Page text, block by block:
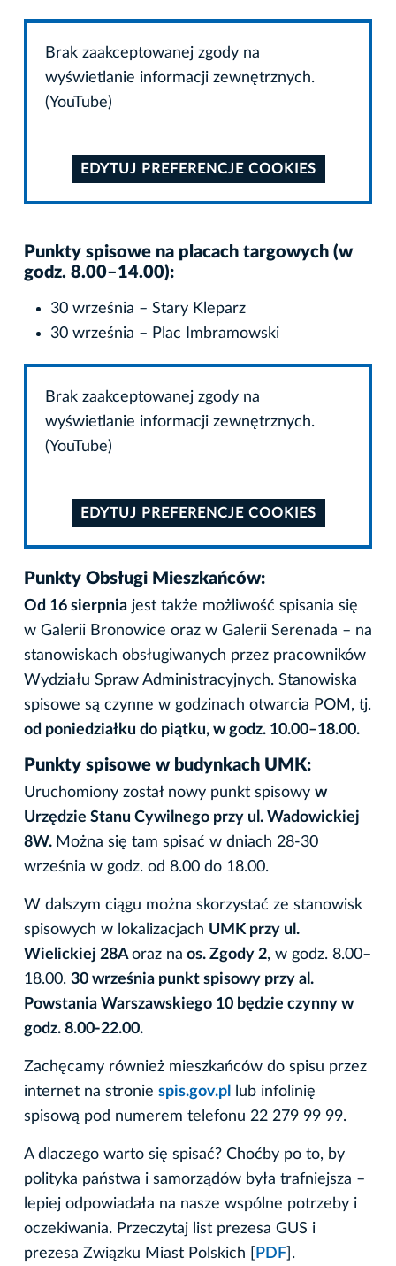
Brak zaakceptowanej zgody na
wyświetlanie informacji zewnętrznych.
(YouTube)
EDYTUJ PREFERENCJE COOKIES
Punkty spisowe na placach targowych (w
godz. 8.00–14.00):
30 września – Stary Kleparz
30 września – Plac Imbramowski
Brak zaakceptowanej zgody na
wyświetlanie informacji zewnętrznych.
(YouTube)
EDYTUJ PREFERENCJE COOKIES
Punkty Obsługi Mieszkańców:
Od 16 sierpnia jest także możliwość spisania się
w Galerii Bronowice oraz w Galerii Serenada – na
stanowiskach obsługiwanych przez pracowników
Wydziału Spraw Administracyjnych. Stanowiska
spisowe są czynne w godzinach otwarcia POM, tj.
od poniedziałku do piątku, w godz. 10.00–18.00.
Punkty spisowe w budynkach UMK:
Uruchomiony został nowy punkt spisowy w
Urzędzie Stanu Cywilnego przy ul. Wadowickiej
8W. Można się tam spisać w dniach 28-30
września w godz. od 8.00 do 18.00.
W dalszym ciągu można skorzystać ze stanowisk
spisowych w lokalizacjach UMK przy ul.
Wielickiej 28Aoraz na os. Zgody 2, w godz. 8.00–
18.00. 30 września punkt spisowy przy al.
Powstania Warszawskiego 10 będzie czynny w
godz. 8.00-22.00.
Zachęcamy również mieszkańców do spisu przez
internet na stronie spis.gov.pl
lub infolinię
spisową pod numerem telefonu 22 279 99 99.
A dlaczego warto się spisać? Choćby po to, by
polityka państwa i samorządów była trafniejsza –
lepiej odpowiadała na nasze wspólne potrzeby i
oczekiwania. Przeczytaj list prezesa GUS i
prezesa Związku Miast Polskich [
PDF ].